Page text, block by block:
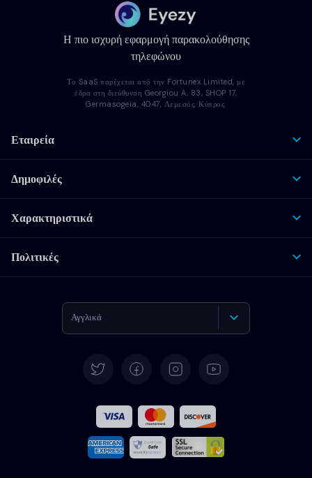
Η πιο ισχυρή εφαρμογή παρακολούθησης
τηλεφώνου
Το SaaS παρέχεται από την Fortunex Limited, με
έδρα στη διεύθυνση Georgiou A, 83, SHOP 17,
Germasogeia, 4047, Λεμεσός, Κύπρος.
Εταιρεία
Δημοφιλές
Χαρακτηριστικά
Πολιτικές
Αγγλικά
Γαλλικά
Ιταλικά